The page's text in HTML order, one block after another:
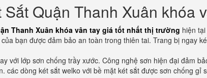
Sắt Quận Thanh Xuân khóa
Thanh Xuân khóa vân tay giá tốt nhất thị trường hiện
bạn được đảm bảo an toàn trong thiên tai. Trang bị ngay
với lớp sơn chống trầy xước. Công nghệ sơn hiện đại đảm
các dòng két sắt welko với bề mặt két sắt được sơn chống